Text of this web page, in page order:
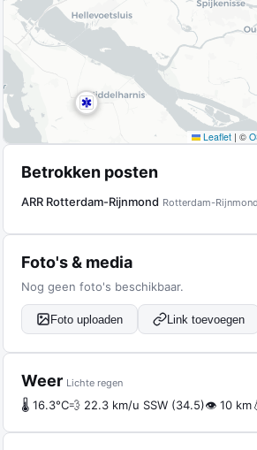
Leaflet | ©
Betrokken posten
ARR Rotterdam-Rijnmond Rotterdam-Rijnmond
Foto's & media
Nog geen foto's beschikbaar.
Foto uploaden Link toevoegen
Weer Lichte regen
🌡 16.3°C💨 22.3 km/u SSW (34.5)👁 10 km